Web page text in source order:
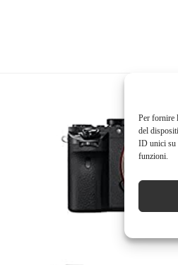
Per fornire
del
ID unici su
funzioni.